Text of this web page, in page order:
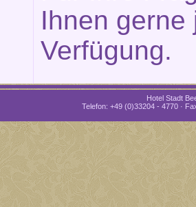
Ihnen gerne
Verfügung.
Hotel Stadt
Telefon: +49 (0)33204 - 4770 ·